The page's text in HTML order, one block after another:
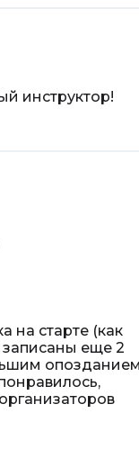
инструктор!
на старте (как
еще 2